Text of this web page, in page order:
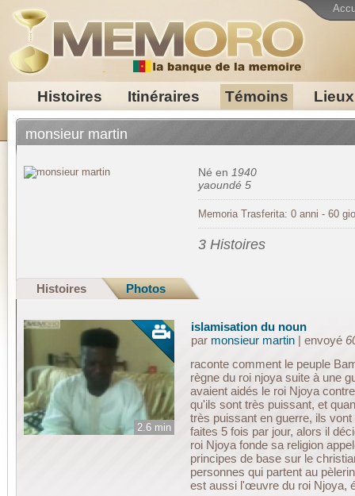
Histoires Itinéraires Témoins Lieux
monsieur martin
Né en 1940
yaoundé 5
Memoria Trasferita: 0 anni - 60
3 Histoires
Histoires Photos
2.6 min
islamisation du noun
par monsieur martin| envoyé
raconte comment le peuple
règne du roi njoya suite à une
avaient aidés le roi Njoya
qu'ils sont très puissant, et
très puissant en guerre, ils
faites 5 fois par jour, alors il
roi Njoya fonde sa religion
principes de base sur le
personnes qui partent au
est aussi l'œuvre du roi Njoya,